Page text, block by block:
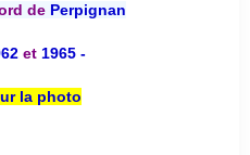
de Perpignan
et 1965 -
la photo